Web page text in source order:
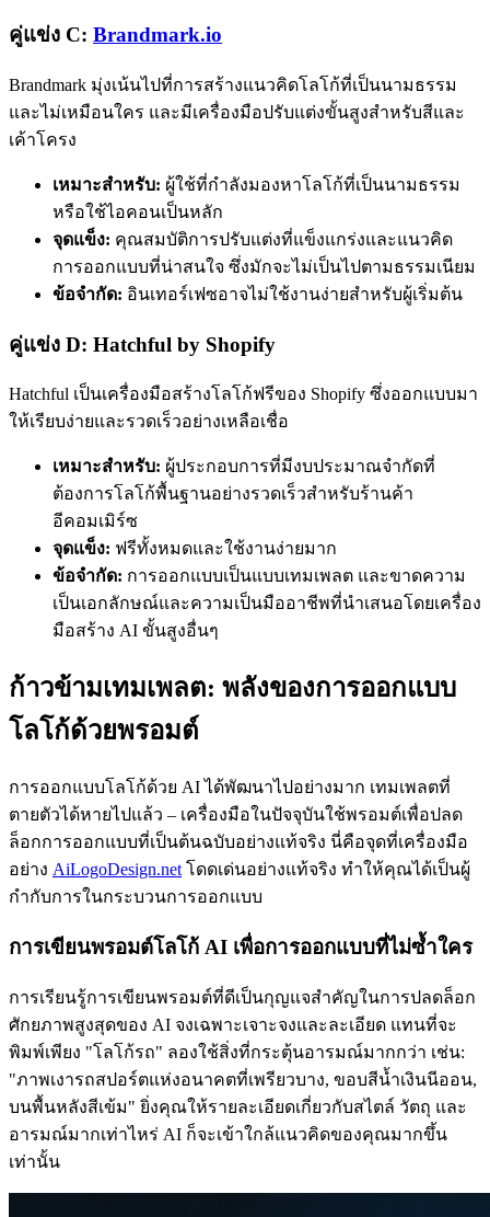
คู่แข่ง C: Brandmark.io
Brandmark มุ่งเน้นไปที่การสร้างแนวคิดโลโก้ที่เป็นนามธรรม
และไม่เหมือนใคร และมีเครื่องมือปรับแต่งขั้นสูงสำหรับสีและ
เค้าโครง
เหมาะสำหรับ: ผู้ใช้ที่กำลังมองหาโลโก้ที่เป็นนามธรรม
หรือใช้ไอคอนเป็นหลัก
จุดแข็ง: คุณสมบัติการปรับแต่งที่แข็งแกร่งและแนวคิด
การออกแบบที่น่าสนใจ ซึ่งมักจะไม่เป็นไปตามธรรมเนียม
ข้อจำกัด: อินเทอร์เฟซอาจไม่ใช้งานง่ายสำหรับผู้เริ่มต้น
คู่แข่ง D: Hatchful by Shopify
Hatchful เป็นเครื่องมือสร้างโลโก้ฟรีของ Shopify ซึ่งออกแบบมา
ให้เรียบง่ายและรวดเร็วอย่างเหลือเชื่อ
เหมาะสำหรับ: ผู้ประกอบการที่มีงบประมาณจำกัดที่
ต้องการโลโก้พื้นฐานอย่างรวดเร็วสำหรับร้านค้า
อีคอมเมิร์ซ
จุดแข็ง: ฟรีทั้งหมดและใช้งานง่ายมาก
ข้อจำกัด: การออกแบบเป็นแบบเทมเพลต และขาดความ
เป็นเอกลักษณ์และความเป็นมืออาชีพที่นำเสนอโดยเครื่อง
มือสร้าง AI ขั้นสูงอื่นๆ
ก้าวข้ามเทมเพลต: พลังของการออกแบบ
โลโก้ด้วยพรอมต์
การออกแบบโลโก้ด้วย AI ได้พัฒนาไปอย่างมาก เทมเพลตที่
ตายตัวได้หายไปแล้ว – เครื่องมือในปัจจุบันใช้พรอมต์เพื่อปลด
ล็อกการออกแบบที่เป็นต้นฉบับอย่างแท้จริง นี่คือจุดที่เครื่องมือ
อย่าง AiLogoDesign.net โดดเด่นอย่างแท้จริง ทำให้คุณได้เป็นผู้
กำกับการในกระบวนการออกแบบ
การเขียนพรอมต์โลโก้ AI เพื่อการออกแบบที่ไม่ซ้ำใคร
การเรียนรู้การเขียนพรอมต์ที่ดีเป็นกุญแจสำคัญในการปลดล็อก
ศักยภาพสูงสุดของ AI จงเฉพาะเจาะจงและละเอียด แทนที่จะ
พิมพ์เพียง "โลโก้รถ" ลองใช้สิ่งที่กระตุ้นอารมณ์มากกว่า เช่น:
"ภาพเงารถสปอร์ตแห่งอนาคตที่เพรียวบาง, ขอบสีน้ำเงินนีออน,
บนพื้นหลังสีเข้ม" ยิ่งคุณให้รายละเอียดเกี่ยวกับสไตล์ วัตถุ และ
อารมณ์มากเท่าไหร่ AI ก็จะเข้าใกล้แนวคิดของคุณมากขึ้น
เท่านั้น